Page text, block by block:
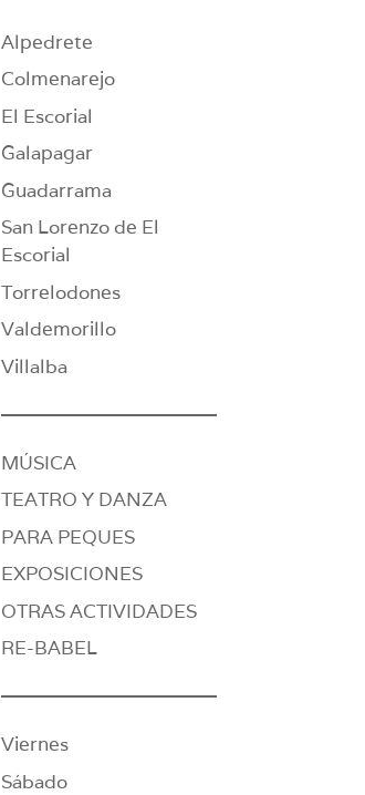
Alpedrete
Colmenarejo
El Escorial
Galapagar
Guadarrama
San Lorenzo de El
Escorial
Torrelodones
Valdemorillo
Villalba
MÚSICA
TEATRO Y DANZA
PARA PEQUES
EXPOSICIONES
OTRAS ACTIVIDADES
RE-BABEL
Viernes
Sábado